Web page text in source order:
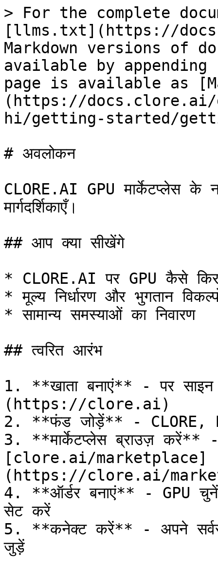
> For the complete
[llms.txt](https://
Markdown versions of
available by
page is available as
(https://docs.clore.ai/
hi/getting-started/
# अवलोकन
CLORE.AI GPU मार्केटप्लेस के
मार्गदर्शिकाएँ।
## आप क्या सीखेंगे
* CLORE.AI पर GPU कैसे
* मूल्य निर्धारण और भुगतान
* सामान्य समस्याओं का निवारण
## त्वरित आरंभ
1. **खाता बनाएं** - पर
(https://clore.ai)
2. **फंड जोड़ें** - CLORE,
3. **मार्केटप्लेस ब्राउज़ करें**
[clore.ai/marketplace]
(https://clore.ai/
4. **ऑर्डर बनाएं** - GPU
सेट करें
5. **कनेक्ट करें** - अपने
जुड़ें